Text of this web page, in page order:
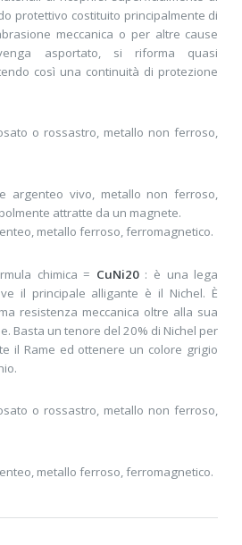
protettivo costituito principalmente di
meccanica o per altre cause
asportato, si riforma quasi
così una continuità di protezione
o rossastro, metallo non ferroso,
argenteo vivo, metallo non ferroso,
attratte da un magnete.
metallo ferroso, ferromagnetico.
chimica = CuNi20: è una lega
il principale alligante è il Nichel. È
resistenza meccanica oltre alla sua
Basta un tenore del 20% di Nichel per
il Rame ed ottenere un colore grigio
o rossastro, metallo non ferroso,
metallo ferroso, ferromagnetico.